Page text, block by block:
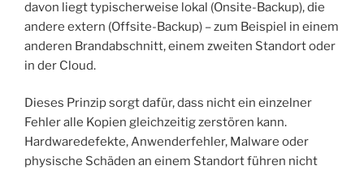
davon liegt typischerweise lokal (Onsite-Backup), die
andere extern (Offsite-Backup) – zum Beispiel in einem
anderen Brandabschnitt, einem zweiten Standort oder
in der Cloud.
Dieses Prinzip sorgt dafür, dass nicht ein einzelner
Fehler alle Kopien gleichzeitig zerstören kann.
Hardwaredefekte, Anwenderfehler, Malware oder
physische Schäden an einem Standort führen nicht